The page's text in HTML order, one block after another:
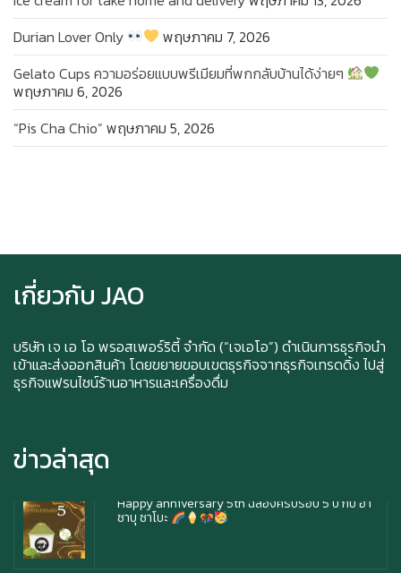
Durian Lover Only
พฤษภาคม 7, 2026
Gelato Cups ความอร่อยแบบพรีเมียมที่พกกลับบ้านได้ง่ายๆ
พฤษภาคม 6, 2026
“Pis Cha Chio” พฤษภาคม 5, 2026
เกี่ยวกับ JAO
บริษัท เจ เอ โอ พรอสเพอร์ริตี้ จำกัด (“เจเอโอ”) ดำเนินการธุรกิจนำ
เข้าและส่งออกสินค้า โดยขยายขอบเขตธุรกิจจากธุรกิจเทรดดิ้ง ไปสู่
ธุรกิจแฟรนไชน์ร้านอาหารและเครื่องดื่ม
ข่าวล่าสุด
Durian Lover Only
สิทธิพิเศษสำหรับ Member Azabu Sabo ในปี